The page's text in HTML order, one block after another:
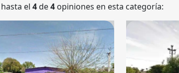
hasta el 4de4 opiniones en esta categoría: